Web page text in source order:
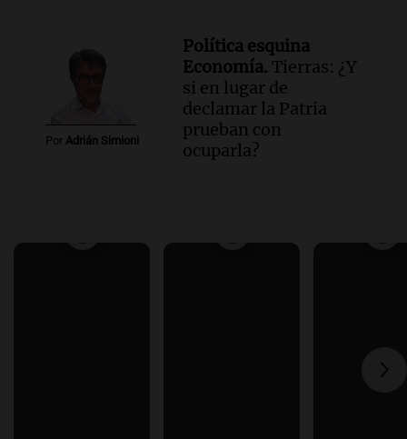
Por Adrián Simioni
Política esquina
Economía. Tierras: ¿Y
si en lugar de
declamar la Patria
prueban con
ocuparla?